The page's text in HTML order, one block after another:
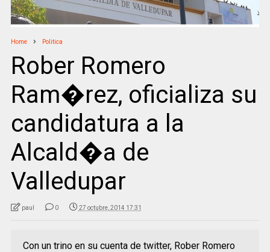
Home Politica
Rober Romero
Ram�rez, oficializa su
candidatura a la
Alcald�a de
Valledupar
paul 0 27 octubre, 2014 17:31
Con un trino en su cuenta de twitter, Rober Romero